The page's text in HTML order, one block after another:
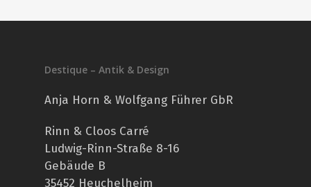
Destique – Antik & Design
Anja Horn & Wolfgang Führer GbR
Rinn & Cloos Carré
Ludwig-Rinn-Straße 8-16
Gebäude B
35452 Heuchelheim